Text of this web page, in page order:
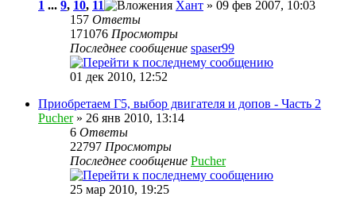
1 ... 9, 10, 11 Хант » 09 фев 2007, 10:03
157 Ответы
171076 Просмотры
Последнее сообщение spaser99
01 дек 2010, 12:52
Приобретаем Г5, выбор двигателя и допов - Часть 2
Pucher» 26 янв 2010, 13:14
6 Ответы
22797 Просмотры
Последнее сообщение Pucher
25 мар 2010, 19:25